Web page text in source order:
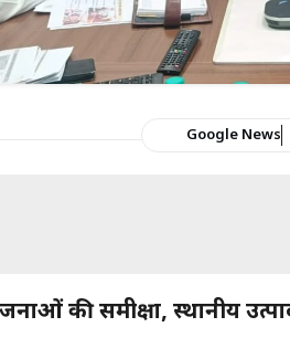
Google News
की समीक्षा, स्थानीय